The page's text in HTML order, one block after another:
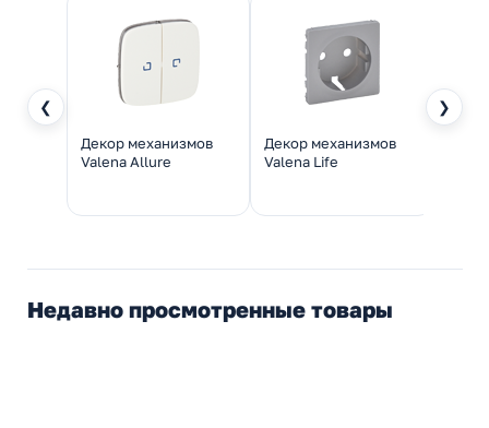
❮ ❯
Декор механизмов
Valena Allure
Декор механизмов
Valena Life
Недавно просмотренные товары